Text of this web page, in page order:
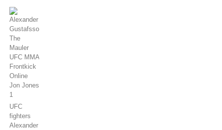
UFC
fighters
Alexander